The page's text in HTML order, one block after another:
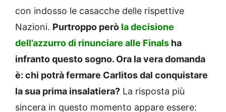
con indosso le casacche delle rispettive
Nazioni. Purtroppo però la decisione
dell’azzurro di rinunciare alle Finals ha
infranto questo sogno. Ora la vera domanda
è: chi potrà fermare Carlitos dal conquistare
la sua prima insalatiera? La risposta più
sincera in questo momento appare essere: